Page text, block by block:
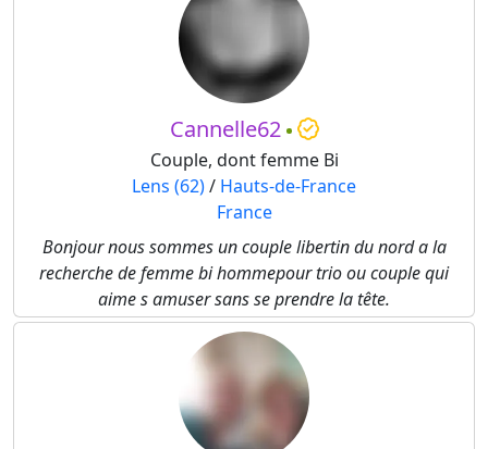
Cannelle62
Couple, dont femme Bi
Lens (62)/ Hauts-de-France
France
Bonjour nous sommes un couple libertin du nord a la
recherche de femme bi hommepour trio ou couple qui
aime s amuser sans se prendre la tête.